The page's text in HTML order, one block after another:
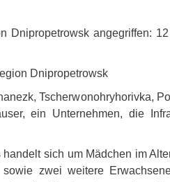
angegriffen:
Dnipropetrowsk
Tscherwonohryhorivka,
ein Unternehmen, die
sich um Mädchen im
zwei weitere